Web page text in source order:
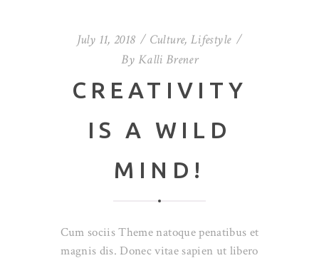
July 11, 2018 Culture,Lifestyle
By Kalli Brener
CREATIVITY
IS A WILD
MIND!
Cum sociis Theme natoque penatibus et
magnis dis. Donec vitae sapien ut libero